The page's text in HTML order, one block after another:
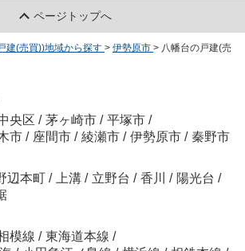
ページトップへ
建(売買))地域から探す > 伊勢原市 > 八幡台の戸建(売
央区 / 茅ヶ崎市 / 平塚市 /
市 / 座間市 / 綾瀬市 / 伊勢原市 / 秦野市
辺本町 / 上溝 / 立野台 / 香川 / 陽光台 /
模線 / 東海道本線 /